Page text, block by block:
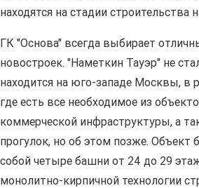
находятся на стадии строительства
ГК "Основа" всегда выбирает
новостроек. "Наметкин Тауэр" не
находится на юго-западе Москвы, в
где есть все необходимое из
коммерческой инфраструктуры, а
прогулок, но об этом позже. Объект
собой четыре башни от 24 до 29
монолитно-кирпичной технологии